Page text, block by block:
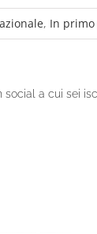
, In
a cui sei